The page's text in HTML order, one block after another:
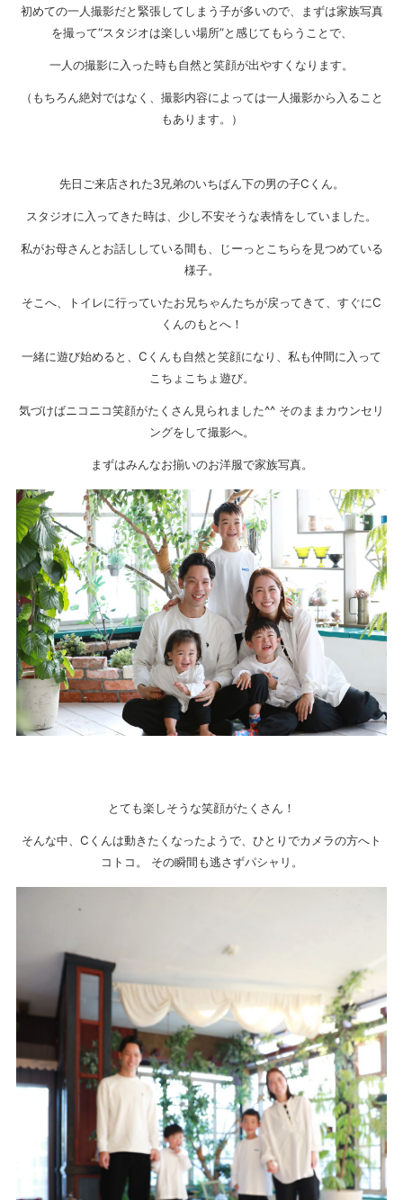
初めての一人撮影だと緊張してしまう子が多いので、まずは家族写真
を撮って“スタジオは楽しい場所”と感じてもらうことで、
一人の撮影に入った時も自然と笑顔が出やすくなります。
（もちろん絶対ではなく、撮影内容によっては一人撮影から入ること
もあります。）
先日ご来店された3兄弟のいちばん下の男の子Cくん。
スタジオに入ってきた時は、少し不安そうな表情をしていました。
私がお母さんとお話ししている間も、じーっとこちらを見つめている
様子。
そこへ、トイレに行っていたお兄ちゃんたちが戻ってきて、すぐにC
くんのもとへ！
一緒に遊び始めると、Cくんも自然と笑顔になり、私も仲間に入って
こちょこちょ遊び。
気づけばニコニコ笑顔がたくさん見られました^^ そのままカウンセリ
ングをして撮影へ。
まずはみんなお揃いのお洋服で家族写真。
とても楽しそうな笑顔がたくさん！
そんな中、Cくんは動きたくなったようで、ひとりでカメラの方へト
コトコ。 その瞬間も逃さずパシャリ。